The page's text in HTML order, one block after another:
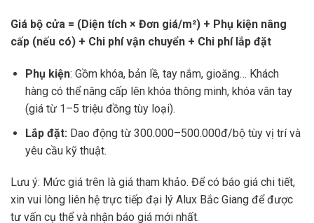
Giá bộ cửa = (Diện tích × Đơn giá/m²) + Phụ kiện nâng
cấp (nếu có) + Chi phí vận chuyển + Chi phí lắp đặt
Phụ kiện: Gồm khóa, bản lề, tay nắm, gioăng… Khách
hàng có thể nâng cấp lên khóa thông minh, khóa vân tay
(giá từ 1–5 triệu đồng tùy loại).
Lắp đặt: Dao động từ 300.000–500.000đ/bộ tùy vị trí và
yêu cầu kỹ thuật.
Lưu ý: Mức giá trên là giá tham khảo. Để có báo giá chi tiết,
xin vui lòng liên hệ trực tiếp đại lý Alux Bắc Giang để được
tư vấn cụ thể và nhận báo giá mới nhất.